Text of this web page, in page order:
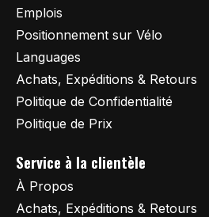
Emplois
Positionnement sur Vélo
Languages
Achats, Expéditions & Retours
Politique de Confidentialité
Politique de Prix
Service à la clientèle
À Propos
Achats, Expéditions & Retours